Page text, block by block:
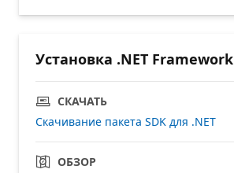
Установка .NET Framework
СКАЧАТЬ
Скачивание пакета SDK для .NET
ОБЗОР